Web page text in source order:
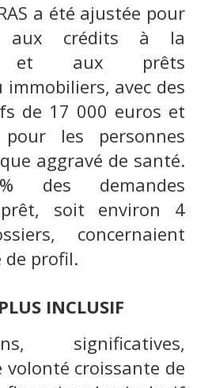
a été ajustée pour
aux crédits à la
et aux prêts
avec des
de 17 000 euros et
les personnes
aggravé de santé.
des demandes
soit environ 4
concernaient
de profil.
INCLUSIF
significatives,
croissante de